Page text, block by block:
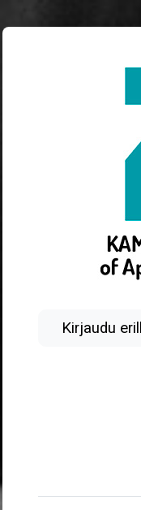
Kirjaudu